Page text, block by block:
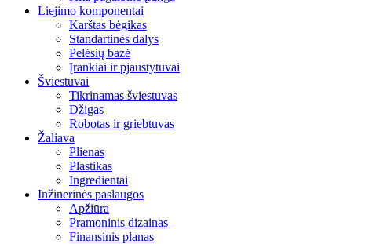
Liejimo komponentai
Karštas bėgikas
Standartinės dalys
Pelėsių bazė
Įrankiai ir pjaustytuvai
Šviestuvai
Tikrinamas šviestuvas
Džigas
Robotas ir griebtuvas
Žaliava
Plienas
Plastikas
Ingredientai
Inžinerinės paslaugos
Apžiūra
Pramoninis dizainas
Finansinis planas